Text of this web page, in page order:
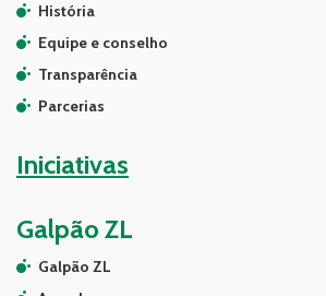
História
Equipe e conselho
Transparência
Parcerias
Iniciativas
Galpão ZL
Galpão ZL